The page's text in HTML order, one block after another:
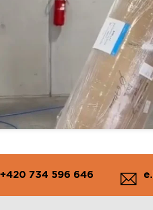
+420 734 596 646